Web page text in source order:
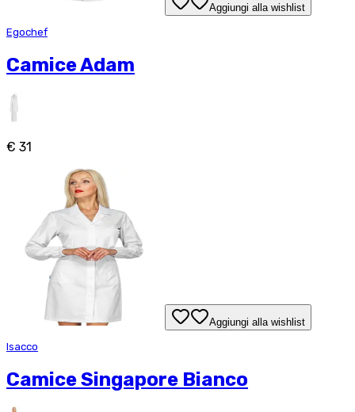
Aggiungi alla wishlist
Egochef
Camice Adam
€ 31
Aggiungi alla wishlist
Isacco
Camice Singapore Bianco